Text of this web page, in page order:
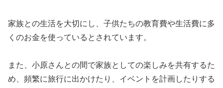
家族との生活を大切にし、子供たちの教育費や生活費に多
くのお金を使っているとされています。
また、小原さんとの間で家族としての楽しみを共有するた
め、頻繁に旅行に出かけたり、イベントを計画したりする